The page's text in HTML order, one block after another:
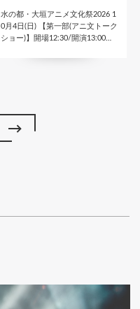
水の都・大垣アニメ文化祭2026 1
0月4日(日) 【第一部(アニ文トーク
ショー)】開場12:30/開演13:00…